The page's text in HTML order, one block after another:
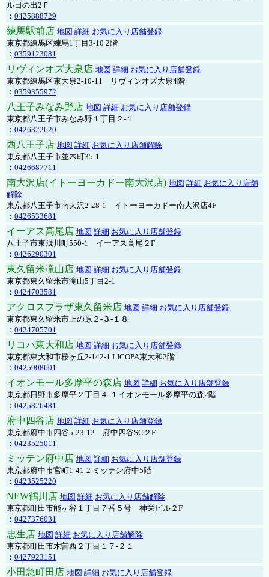
ル日の出2Ｆ
： 0425888729
練馬駅前店 地図 詳細 お気に入り店舗登録
東京都練馬区練馬1丁目3-10 2階
： 0359123081
リヴィンオズ大泉店 地図 詳細 お気に入り店舗登録
東京都練馬区東大泉2-10-11 リヴィンオズ大泉4階
： 0359355972
八王子みなみ野店 地図 詳細 お気に入り店舗登録
東京都八王子市みなみ野１丁目２-１
： 0426322620
西八王子店 地図 詳細 お気に入り店舗解除
東京都八王子市並木町35-1
： 0426687711
南大沢店(イトーヨーカドー南大沢店) 地図 詳細 お気に入り店舗
解除
東京都八王子市南大沢2-28-1 イトーヨーカドー南大沢店4F
： 0426533681
イーアス高尾店 地図 詳細 お気に入り店舗登録
八王子市東浅川町550-1 イーアス高尾２F
： 0426290301
東久留米滝山店 地図 詳細 お気に入り店舗登録
東京都東久留米市滝山5丁目2-1
： 0424703581
アクロスプラザ東久留米店 地図 詳細 お気に入り店舗登録
東京都東久留米市上の原２-３-１８
： 0424705701
リコパ東大和店 地図 詳細 お気に入り店舗登録
東京都東大和市桜ヶ丘2-142-1 LICOPA東大和2階
： 0425908601
イオンモール多摩平の森店 地図 詳細 お気に入り店舗登録
東京都日野市多摩平２丁目４-１イオンモール多摩平の森2階
： 0425826481
府中四谷店 地図 詳細 お気に入り店舗登録
東京都府中市四谷5-23-12 府中四谷SC２F
： 0423525011
ミッテン府中店 地図 詳細 お気に入り店舗登録
東京都府中市宮町1-41-2 ミッテン府中5階
： 0423525220
NEW鶴川店 地図 詳細 お気に入り店舗解除
東京都町田市能ヶ谷１丁目７番５号 神栄ビル２F
： 0427376031
忠生店 地図 詳細 お気に入り店舗解除
東京都町田市木曽西２丁目１７-２１
： 0427923151
小田急町田店 地図 詳細 お気に入り店舗登録